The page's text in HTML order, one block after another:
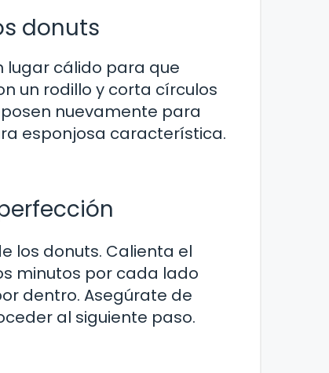
donuts
lugar cálido para que
un rodillo y corta círculos
nuevamente para
esponjosa característica.
los donuts. Calienta el
minutos por cada lado
dentro. Asegúrate de
al siguiente paso.